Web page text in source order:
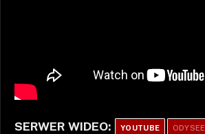
SERWER WIDEO: YOUTUBE ODYSEE